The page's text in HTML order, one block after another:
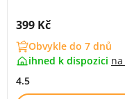
Cena s DPH:
399 Kč
Obvykle do 7 dnů
ihned k dispozici na
4.5